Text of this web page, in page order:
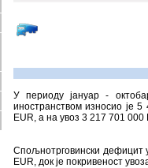
У периоду јануар -
иностранством износио је
ЕUR, а на увоз 3 217 701 000
Спољнотрговински дефицит
ЕUR, док је покривеност